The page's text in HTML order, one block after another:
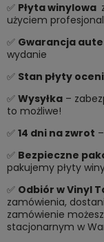
✅ Płyta winylowa
użyciem
✅ Gwarancja
wydanie
✅ Stan płyty
✅ Wysyłka –
to możliwe!
✅ 14 dni na zwrot
✅ Bezpieczne
pakujemy płyty
✅ Odbiór w Vinyl
zamówienia,
zamówienie
stacjonarnym w